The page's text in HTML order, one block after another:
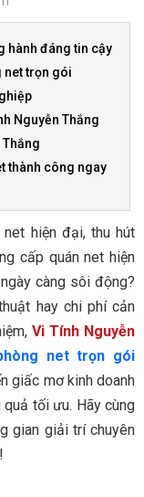
hành đáng tin cậy
net trọn gói
Nguyễn Thắng
thành công ngay
hiện đại, thu hút
cấp quán net hiện
càng sôi động?
hay chi phí cản
Vi Tính Nguyễn
net trọn gói
giấc mơ kinh doanh
tối ưu. Hãy cùng
gian giải trí chuyên